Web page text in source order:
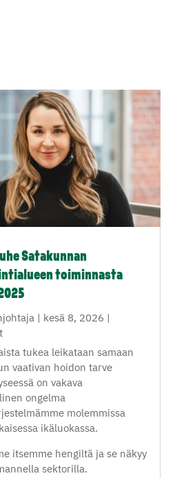
Satakunnan
toiminnasta
| kesä 8, 2026 |
tukea leikataan samaan
vaativan hoidon tarve
on vakava
ongelma
molemmissa
ikäluokassa.
itsemme hengiltä ja se näkyy
sektorilla.